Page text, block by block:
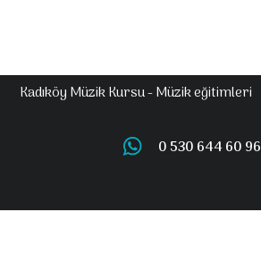
Kadıköy Müzik Kursu - Müzik eğitimleri
0 530 644 60 96